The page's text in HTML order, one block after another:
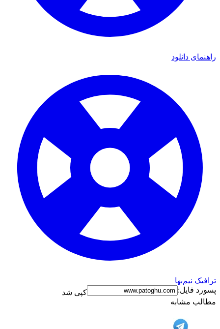
راهنمای دانلود
ترافیک نیم‌بها
پسورد فایل:
کپی شد
مطالب مشابه